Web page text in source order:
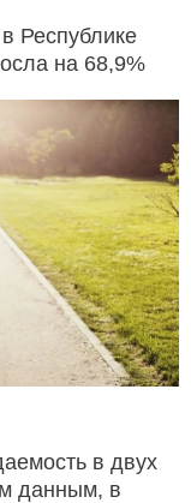
Республике
на 68,9%
в двух
данным, в